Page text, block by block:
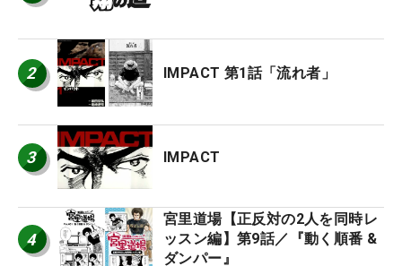
2 IMPACT 第1話「流れ者」
3 IMPACT
4
宮里道場【正反対の2人を同時レ
ッスン編】第9話／『動く順番 &
ダンパー』